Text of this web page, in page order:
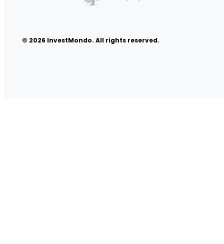
© 2026 InvestMondo. All rights reserved.